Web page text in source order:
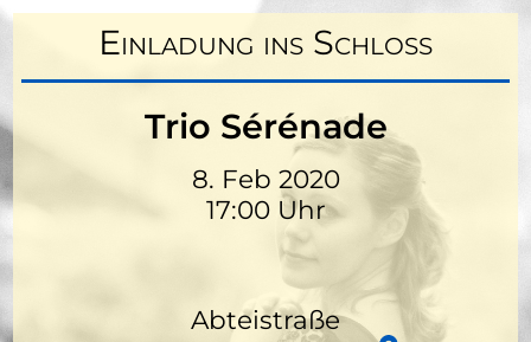
Einladung ins Schloss
Trio Sérénade
8. Feb 2020
17:00 Uhr
Abteistraße